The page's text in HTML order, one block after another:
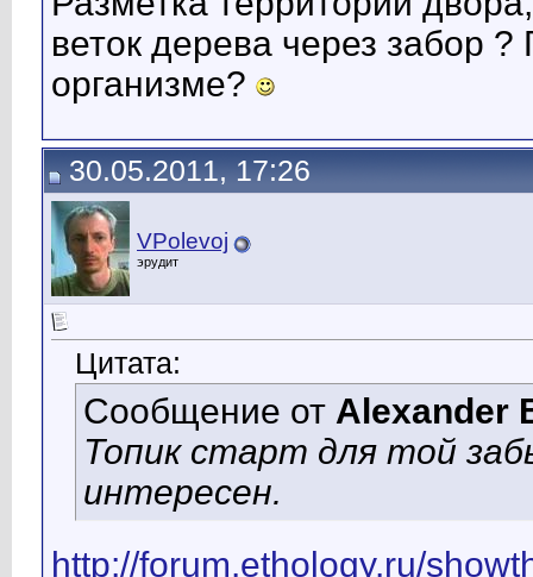
веток дерева через забор
организме?
30.05.2011, 17:26
VPolevoj
эрудит
Цитата:
Сообщение от Alexander
Топик старт для той
интересен.
http://forum.ethology.ru/